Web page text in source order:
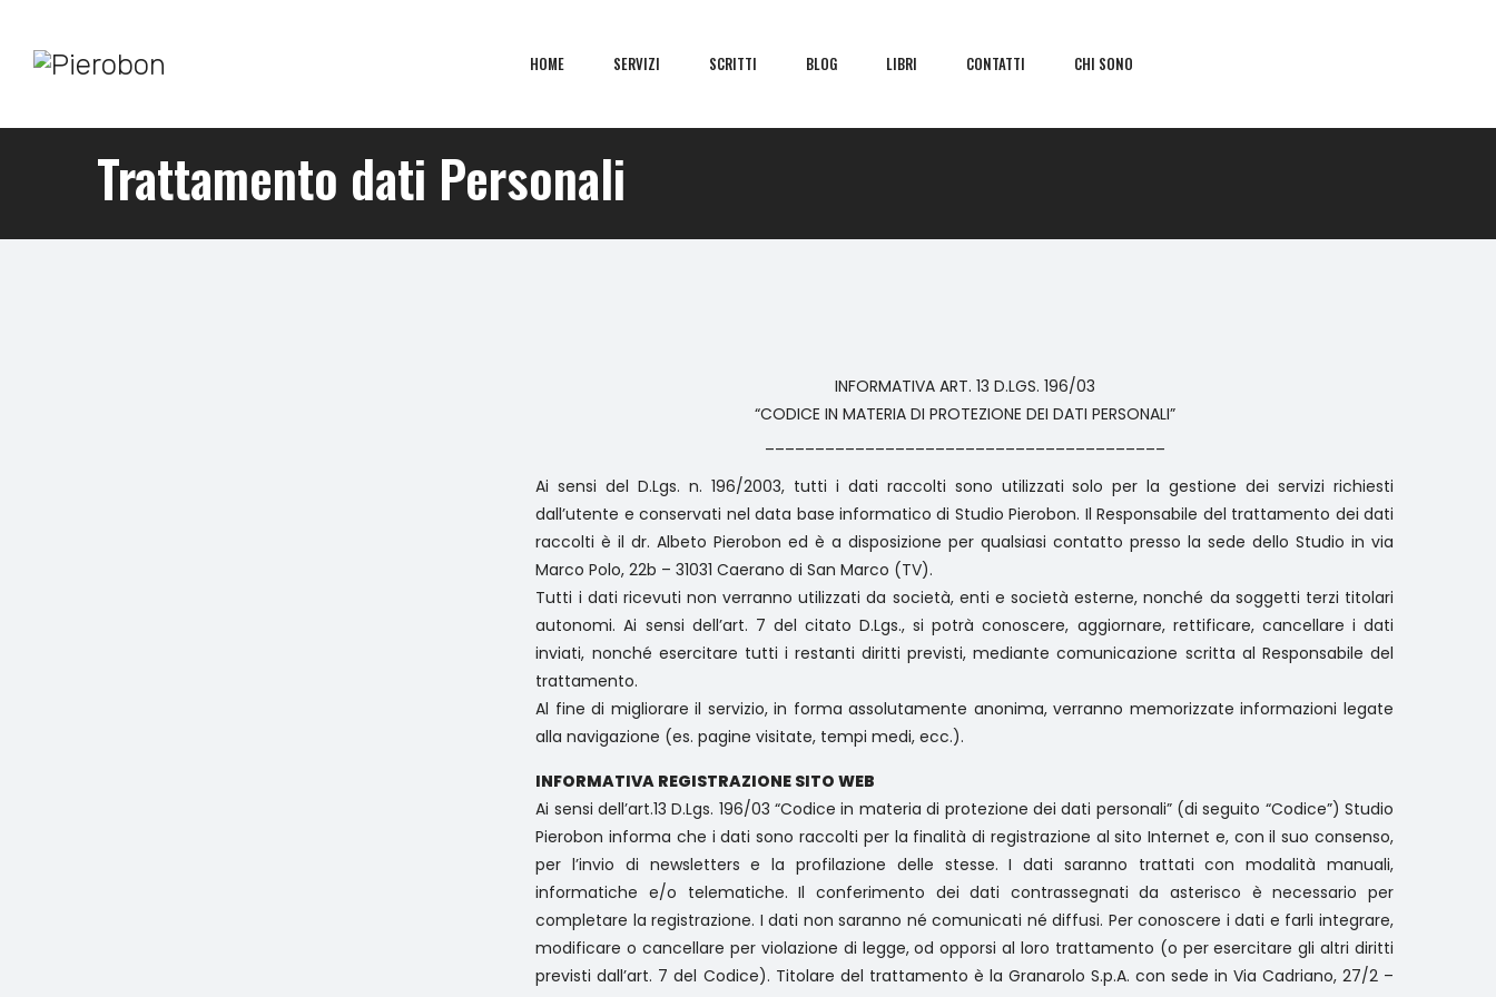
HOME SERVIZI SCRITTI BLOG LIBRI CONTATTI CHI SONO
Trattamento dati Personali
INFORMATIVA ART. 13 D.LGS. 196/03
“CODICE IN MATERIA DI PROTEZIONE DEI DATI PERSONALI”
Ai sensi del D.Lgs. n. 196/2003, tutti i dati raccolti sono utilizzati solo per la gestione dei servizi richiesti
dall’utente e conservati nel data base informatico di Studio Pierobon. Il Responsabile del trattamento dei dati
raccolti è il dr. Albeto Pierobon ed è a disposizione per qualsiasi contatto presso la sede dello Studio in via
Marco Polo, 22b – 31031 Caerano di San Marco (TV).
Tutti i dati ricevuti non verranno utilizzati da società, enti e società esterne, nonché da soggetti terzi titolari
autonomi. Ai sensi dell’art. 7 del citato D.Lgs., si potrà conoscere, aggiornare, rettificare, cancellare i dati
inviati, nonché esercitare tutti i restanti diritti previsti, mediante comunicazione scritta al Responsabile del
trattamento.
Al fine di migliorare il servizio, in forma assolutamente anonima, verranno memorizzate informazioni legate
alla navigazione (es. pagine visitate, tempi medi, ecc.).
INFORMATIVA REGISTRAZIONE SITO WEB
Ai sensi dell’art.13 D.Lgs. 196/03 “Codice in materia di protezione dei dati personali” (di seguito “Codice”) Studio
Pierobon informa che i dati sono raccolti per la finalità di registrazione al sito Internet e, con il suo consenso,
per l’invio di newsletters e la profilazione delle stesse. I dati saranno trattati con modalità manuali,
informatiche e/o telematiche. Il conferimento dei dati contrassegnati da asterisco è necessario per
completare la registrazione. I dati non saranno né comunicati né diffusi. Per conoscere i dati e farli integrare,
modificare o cancellare per violazione di legge, od opporsi al loro trattamento (o per esercitare gli altri diritti
previsti dall’art. 7 del Codice). Titolare del trattamento è la Granarolo S.p.A. con sede in Via Cadriano, 27/2 –